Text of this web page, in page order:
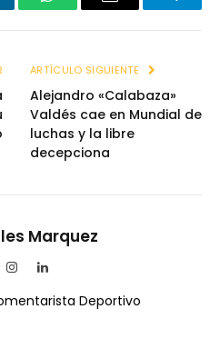
WhatsAppEmail
ARTÍCULO SIGUIENTE
Alejandro «Calabaza»
Valdés cae en Mundial de
luchas y la libre
decepciona
Marquez
InstagramLinkedIn
Deportivo